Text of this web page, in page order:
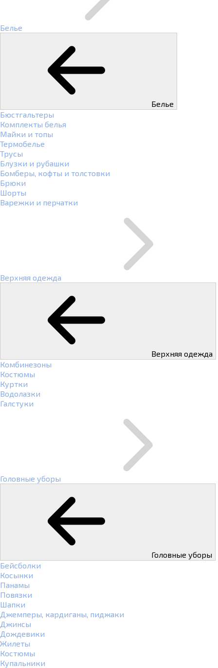
Белье
Белье
Бюстгальтеры
Комплекты белья
Майки и топы
Термобелье
Трусы
Блузки и рубашки
Бомберы, кофты и толстовки
Брюки
Шорты
Варежки и перчатки
Верхняя одежда
Верхняя одежда
Комбинезоны
Костюмы
Куртки
Водолазки
Галстуки
Головные уборы
Головные уборы
Бейсболки
Косынки
Панамы
Повязки
Шапки
Джемперы, кардиганы, пиджаки
Джинсы
Дождевики
Жилеты
Костюмы
Купальники